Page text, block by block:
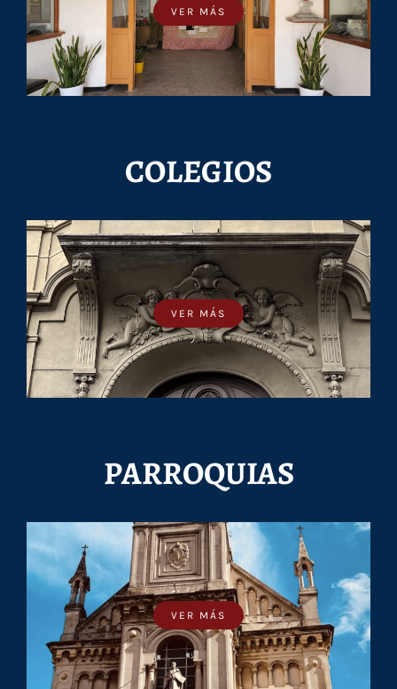
VER MÁS
COLEGIOS
VER MÁS
PARROQUIAS
VER MÁS